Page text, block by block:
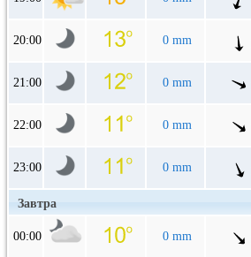
20:00 0 mm
21:00 0 mm
22:00 0 mm
23:00 0 mm
Завтра
00:00 0 mm